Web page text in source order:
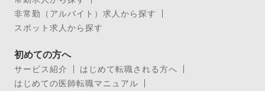
非常勤（アルバイト）求人から探す
スポット求人から探す
初めての方へ
サービス紹介
はじめて転職される方へ
はじめての医師転職マニュアル